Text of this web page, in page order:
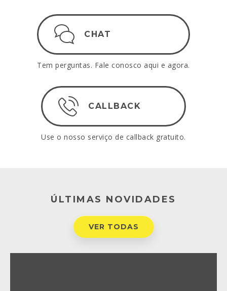
CHAT
Tem perguntas. Fale conosco aqui e agora.
CALLBACK
Use o nosso serviço de callback gratuito.
ÚLTIMAS NOVIDADES
VER TODAS